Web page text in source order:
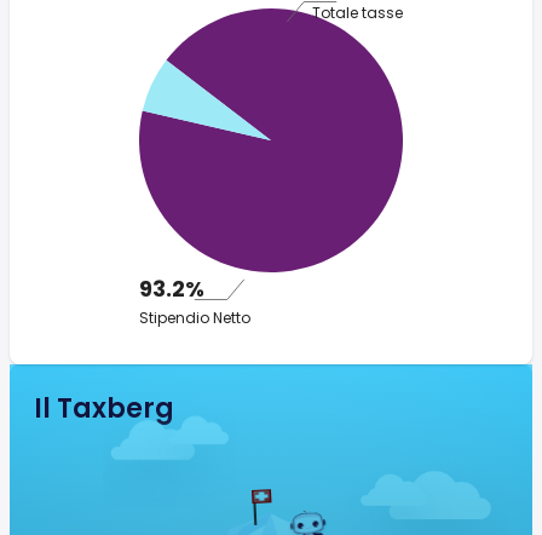
Totale tasse
93.2%
Stipendio Netto
Il Taxberg